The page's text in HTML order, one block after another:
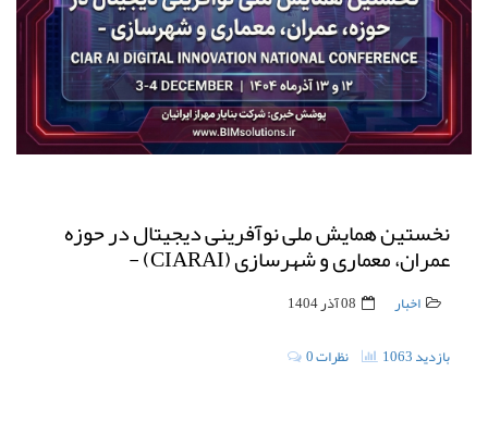
نخستین همایش ملی نوآفرینی دیجیتال در حوزه
عمران، معماری و شهرسازی (CIARAI) -
اخبار
08 آذر 1404
0 نظرات
1063 بازدید